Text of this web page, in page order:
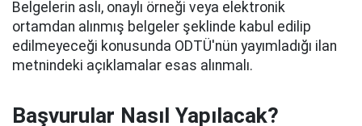
Belgelerin aslı, onaylı örneği veya elektronik
ortamdan alınmış belgeler şeklinde kabul edilip
edilmeyeceği konusunda ODTÜ'nün yayımladığı ilan
metnindeki açıklamalar esas alınmalı.
Başvurular Nasıl Yapılacak?